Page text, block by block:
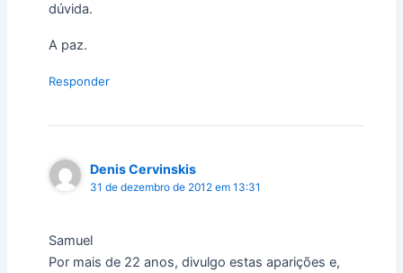
dúvida.
A paz.
Responder
Denis Cervinskis
31 de dezembro de 2012 em 13:31
Samuel
Por mais de 22 anos, divulgo estas aparições e,